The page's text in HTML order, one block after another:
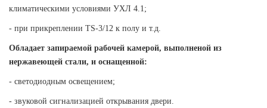
климатическими условиями УХЛ 4.1;
- при прикреплении TS-3/12 к полу и т.д.
Обладает запираемой рабочей камерой, выполненой из
нержавеющей стали, и оснащенной:
- светодиодным освещением;
- звуковой сигнализацией открывания двери.